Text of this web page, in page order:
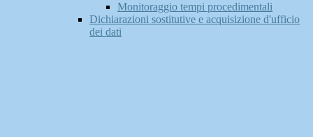
Monitoraggio tempi procedimentali
Dichiarazioni sostitutive e acquisizione d'ufficio
dei dati